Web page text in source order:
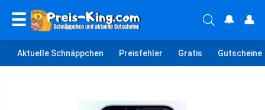
☰ 🔔 👤
Aktuelle Schnäppchen Preisfehler Gratis Gutscheine